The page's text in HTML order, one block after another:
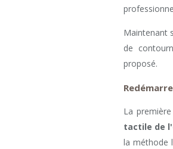
Maintenant
de
proposé.
La
tactile de
la méthode